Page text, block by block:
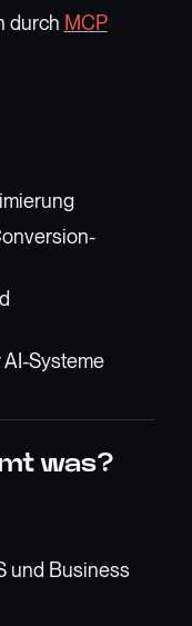
durch MCP
Systeme
was?
und Business